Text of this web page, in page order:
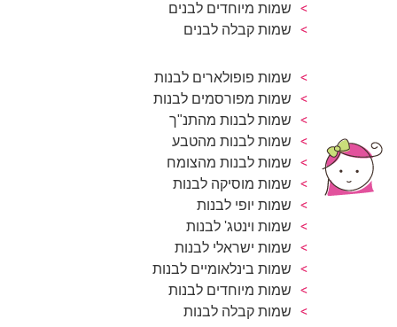
שמות מיוחדים לבנים
שמות קבלה לבנים
שמות פופולארים לבנות
שמות מפורסמים לבנות
שמות לבנות מהתנ"ך
שמות לבנות מהטבע
שמות לבנות מהצומח
שמות מוסיקה לבנות
שמות יופי לבנות
שמות וינטג' לבנות
שמות ישראלי לבנות
שמות בינלאומיים לבנות
שמות מיוחדים לבנות
שמות קבלה לבנות